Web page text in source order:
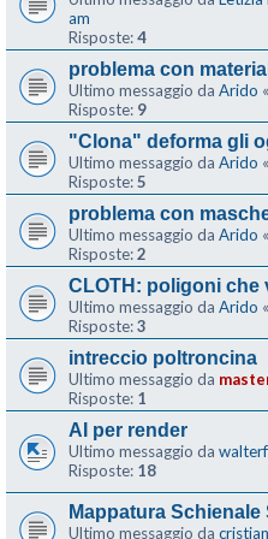
am
Risposte:4
problema con
Ultimo messaggio da Arido «
Risposte: 9
"Clona" deforma gli
Ultimo messaggio da Arido «
Risposte:5
problema con
Ultimo messaggio da Arido «
Risposte:2
CLOTH: poligoni che
Ultimo messaggio da Arido «
Risposte:3
intreccio poltroncina
Ultimo messaggio da
Risposte: 1
AI per render
Ultimo messaggio da
Risposte: 18
Mappatura Schienale
Ultimo messaggio da